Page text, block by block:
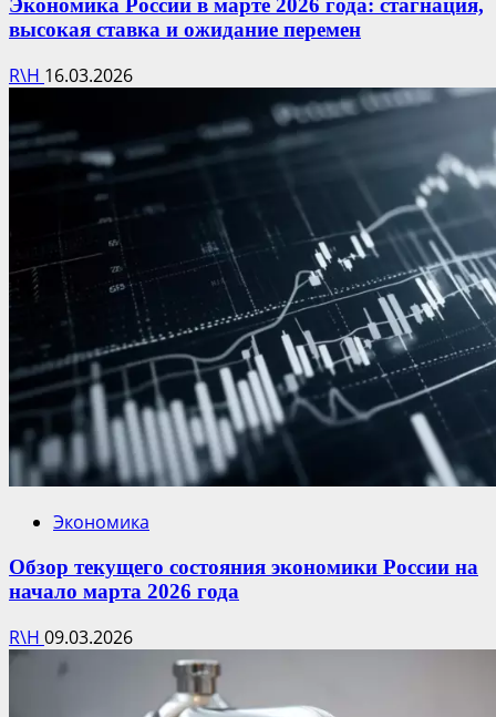
Экономика России в марте 2026 года: стагнация,
высокая ставка и ожидание перемен
R\H 16.03.2026
Экономика
Обзор текущего состояния экономики России на
начало марта 2026 года
R\H 09.03.2026